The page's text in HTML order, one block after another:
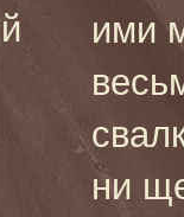
ими
ни